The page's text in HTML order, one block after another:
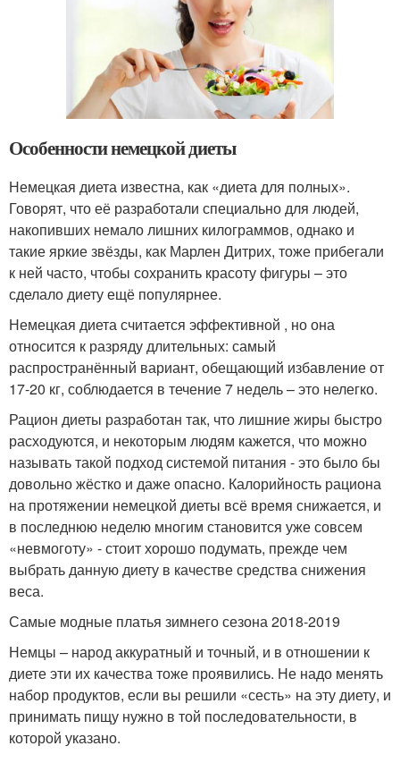
Особенности немецкой диеты
Немецкая диета известна, как «диета для полных».
Говорят, что её разработали специально для людей,
накопивших немало лишних килограммов, однако и
такие яркие звёзды, как Марлен Дитрих, тоже прибегали
к ней часто, чтобы сохранить красоту фигуры – это
сделало диету ещё популярнее.
Немецкая диета считается эффективной , но она
относится к разряду длительных: самый
распространённый вариант, обещающий избавление от
17-20 кг, соблюдается в течение 7 недель – это нелегко.
Рацион диеты разработан так, что лишние жиры быстро
расходуются, и некоторым людям кажется, что можно
называть такой подход системой питания - это было бы
довольно жёстко и даже опасно. Калорийность рациона
на протяжении немецкой диеты всё время снижается, и
в последнюю неделю многим становится уже совсем
«невмоготу» - стоит хорошо подумать, прежде чем
выбрать данную диету в качестве средства снижения
веса.
Самые модные платья зимнего сезона 2018-2019
Немцы – народ аккуратный и точный, и в отношении к
диете эти их качества тоже проявились. Не надо менять
набор продуктов, если вы решили «сесть» на эту диету, и
принимать пищу нужно в той последовательности, в
которой указано.